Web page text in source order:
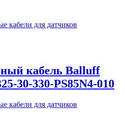
кабели для датчиков
кабель Balluff
30-330-PS85N4-010
кабели для датчиков